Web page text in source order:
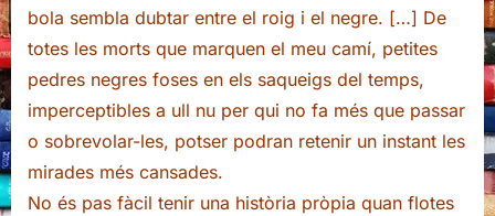
bola sembla dubtar entre el roig i el negre. […] De
totes les morts que marquen el meu camí, petites
pedres negres foses en els saqueigs del temps,
imperceptibles a ull nu per qui no fa més que passar
o sobrevolar-les, potser podran retenir un instant les
mirades més cansades.
No és pas fàcil tenir una història pròpia quan flotes